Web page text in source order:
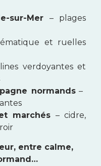
sur-Mer – plages
et ruelles
verdoyantes et
normands–
marchés – cidre,
entre calme,